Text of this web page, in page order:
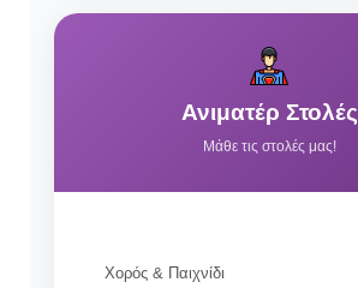
Ανιματέρ Στολές
Μάθε τις στολές μας!
Χορός & Παιχνίδι